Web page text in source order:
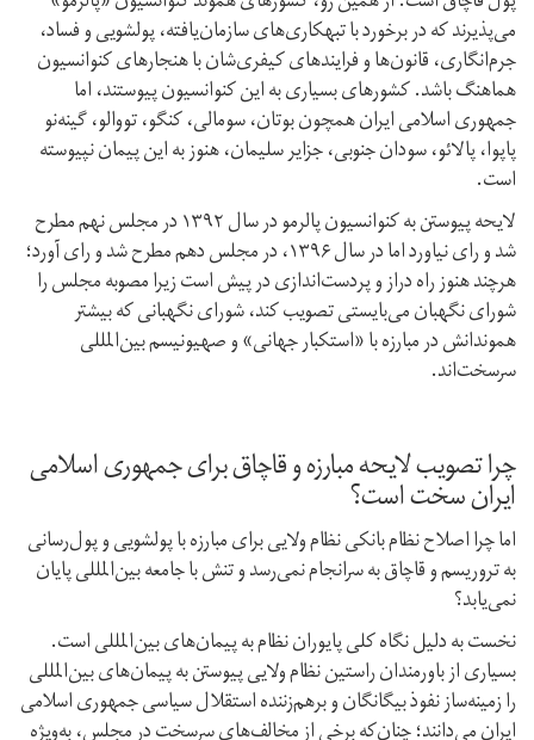
می‌پذیرند که در برخورد با تبهکاری‌های سازمان‌یافته، پولشویی و فساد،
جرم‌انگاری، قانون‌ها و فرایندهای کیفری‌شان با هنجارهای کنوانسیون
هماهنگ باشد. کشورهای بسیاری به این کنوانسیون پیوستند، اما
جمهوری اسلامی ایران همچون بوتان، سومالی، کنگو، تووالو، گینه‌نو
پاپوا، پالائو، سودان جنوبی، جزایر سلیمان، هنوز به این پیمان نپیوسته
است.
لایحه پیوستن به کنوانسیون پالرمو در سال ۱۳۹۲ در مجلس نهم مطرح
شد و رای نیاورد اما در سال ۱۳۹۶، در مجلس دهم مطرح شد و رای آورد؛
هر‌چند هنوز راه دراز و پردست‌اندازی در پیش است زیرا مصوبه مجلس را
شورای نگهبان می‌بایستی تصویب کند، شورای نگهبانی که بیشتر
هموندانش در مبارزه با «استکبار جهانی» و صهیونیسم بین‌المللی
سرسخت‌اند.
چرا تصویب لایحه مبارزه و قاچاق برای جمهوری اسلامی
ایران سخت است؟
اما چرا اصلاح نظام بانکی نظام ولایی برای مبارزه با پولشویی و پول‌رسانی
به تروریسم و قاچاق به سرانجام نمی‌رسد و تنش با جامعه بین‌المللی پایان
نمی‌یابد؟
نخست به دلیل نگاه کلی پایوران نظام به پیمان‌های بین‌المللی است.
بسیاری از باورمندان راستین نظام ولایی پیوستن به پیمان‌های بین‌المللی
را زمینه‌ساز نفوذ بیگانگان و برهم‌زننده استقلال سیاسی جمهوری اسلامی